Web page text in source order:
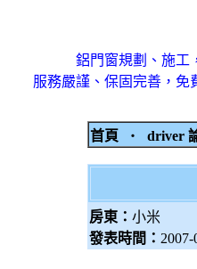
鋁門窗規劃、施工
服務嚴謹、保固完善，免
首頁 ‧ driver
房東： 小米
發表時間： 2007-